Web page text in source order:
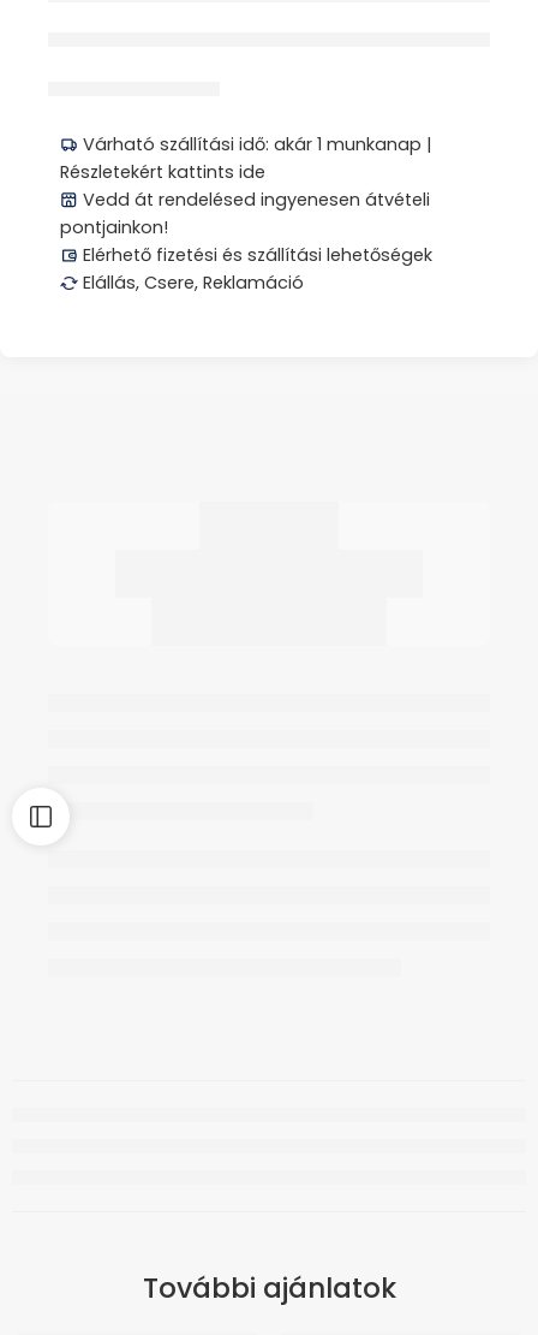
Várható szállítási idő: akár 1 munkanap |
Részletekért kattints ide
Vedd át rendelésed ingyenesen átvételi
pontjainkon!
Elérhető fizetési és szállítási lehetőségek
Elállás, Csere, Reklamáció
További ajánlatok